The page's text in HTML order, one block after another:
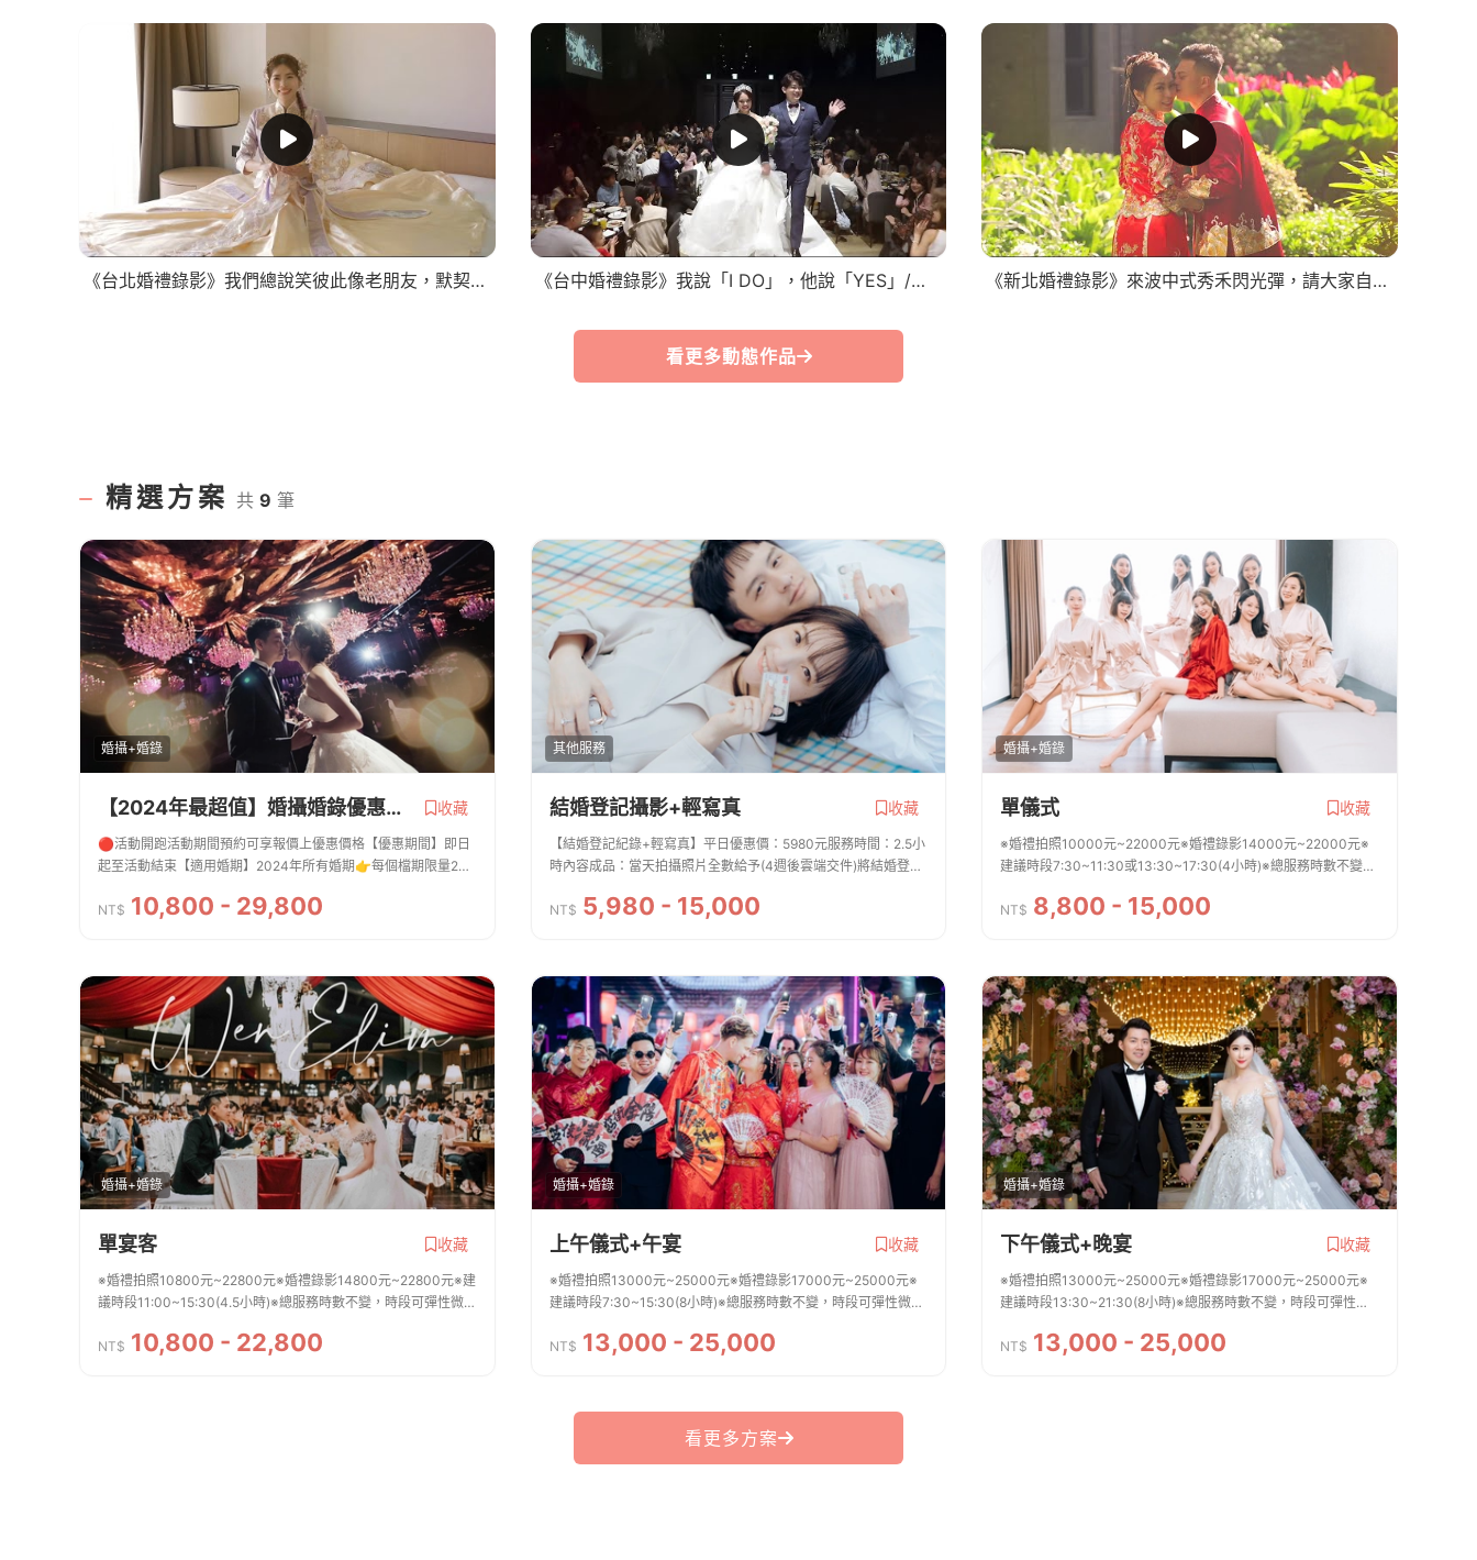
《台北婚禮錄影》我們總說笑彼此像老朋友，默契好到連架都吵不起來了/早儀晚宴SDE 《台中婚禮錄影》我說「I DO」，他說「YES」/早儀晚宴SDE 《新北婚禮錄影》來波中式秀禾閃光彈，請大家自備墨鏡！/早儀晚宴SDE
看更多動態作品
精選方案 共 9 筆
婚攝+婚錄
【2024年最超值】婚攝婚錄優惠專案 收藏
🔴活動開跑活動期間預約可享報價上優惠價格【優惠期間】即日
起至活動結束【適用婚期】2024年所有婚期👉每個檔期限量2組
非熱門檔期8折優惠◎平日檔期有更多優惠...
NT$ 10,800 - 29,800
其他服務
結婚登記攝影+輕寫真 收藏
【結婚登記紀錄+輕寫真】平日優惠價：5980元服務時間：2.5小
時內容成品：當天拍攝照片全數給予(4週後雲端交件)將結婚登
以拍攝輕寫真喔！！預約當天服務可...
NT$ 5,980 - 15,000
婚攝+婚錄
單儀式 收藏
※婚禮拍照10000元~22000元※婚禮錄影14000元~22000元※
建議時段7:30~11:30或13:30~17:30(4小時)※總服務時數不變，
的備註欄告知※雙人雙機、SDE快剪價格另計
NT$ 8,800 - 15,000
婚攝+婚錄
單宴客 收藏
※婚禮拍照10800元~22800元※婚禮錄影14800元~22800元※建
議時段11:00~15:30(4.5小時)※總服務時數不變，時段可彈性微
※雙人雙機、SDE快剪價格另計
NT$ 10,800 - 22,800
婚攝+婚錄
上午儀式+午宴 收藏
※婚禮拍照13000元~25000元※婚禮錄影17000元~25000元※
建議時段7:30~15:30(8小時)※總服務時數不變，時段可彈性微調
雙人雙機、SDE快剪價格另計
NT$ 13,000 - 25,000
婚攝+婚錄
下午儀式+晚宴 收藏
※婚禮拍照13000元~25000元※婚禮錄影17000元~25000元※
建議時段13:30~21:30(8小時)※總服務時數不變，時段可彈性微
※雙人雙機、SDE快剪價格另計
NT$ 13,000 - 25,000
看更多方案